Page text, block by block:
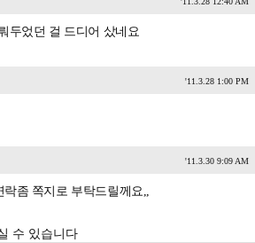
두었던 걸 드디어 샀네요
'11.3.28 1:00 PM
'11.3.30 9:09 AM
좀 쪽지로 부탁드릴께요,,
수 있습니다